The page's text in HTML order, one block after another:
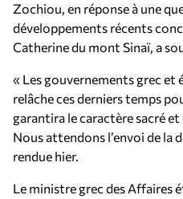
Zochiou, en réponse à une
développements récents
Catherine du mont Sinaï, a
« Les gouvernements grec et
relâche ces derniers temps
garantira le caractère sacré
Nous attendons l’envoi de la
rendue hier.
Le ministre grec des Affaires